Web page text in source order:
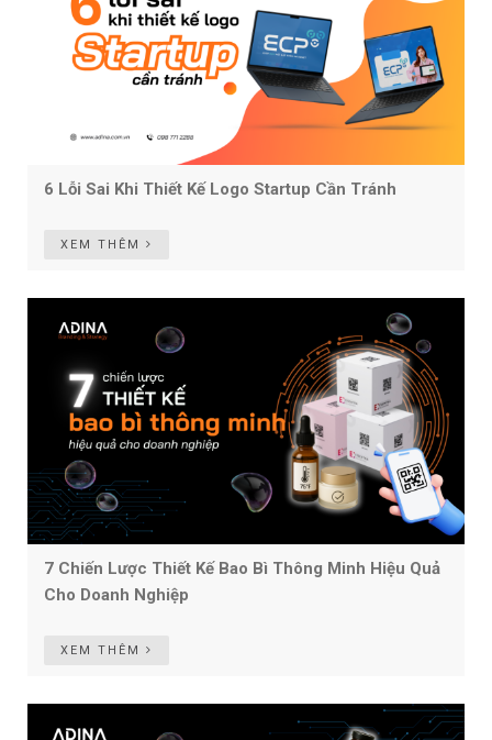
6 Lỗi Sai Khi Thiết Kế Logo Startup Cần Tránh
XEM THÊM
7 Chiến Lược Thiết Kế Bao Bì Thông Minh Hiệu Quả
Cho Doanh Nghiệp
XEM THÊM